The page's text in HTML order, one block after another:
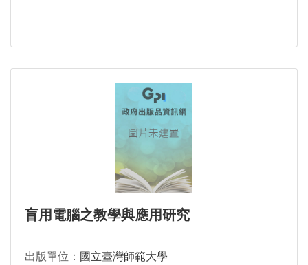
盲用電腦之教學與應用研究
出版單位： 國立臺灣師範大學